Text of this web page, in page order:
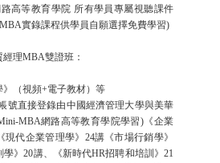
高等教育學院 所有學員專屬視聽課件
實錄課程供學員自願選擇免費學習)
理MBA雙證班：
（視頻+電子教材）等
號直接登錄由中國經濟管理大學與美華
MBA網路高等教育學院學習)《企業
現代企業管理學》24講《市場行銷學》
》20講、《新時代HR招聘和培訓》21